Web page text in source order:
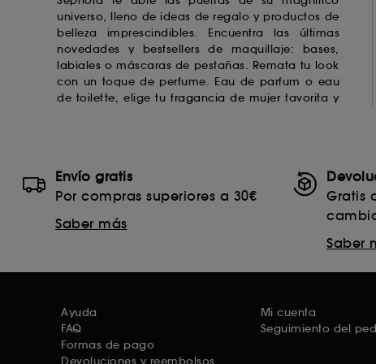
universo, lleno de ideas de regalo y productos de
belleza imprescindibles. Encuentra las últimas
novedades y bestsellers de maquillaje: bases,
labiales o máscaras de pestañas. Remata tu look
con un toque de perfume. Eau de parfum o eau
de toilette, elige tu fragancia de mujer favorita y
Envío gratis
Por compras superiores a 30€
Saber más
Gratis
Saber
Ayuda
FAQ
Formas de pago
Devoluciones y reembolsos
Mi cuenta
Seguimiento del